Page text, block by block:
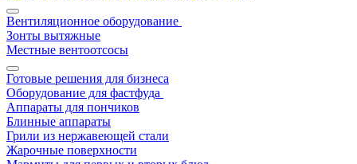
Вентиляционное оборудование
Зонты вытяжные
Местные вентоотсосы
Готовые решения для бизнеса
Оборудование для фастфуда
Аппараты для пончиков
Блинные аппараты
Грили из нержавеющей стали
Жарочные поверхности